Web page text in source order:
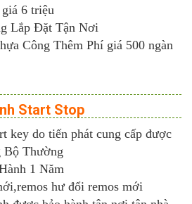
6 triệu
Lắp Đặt Tận Nơi
Công Thêm Phí giá 500 ngàn
Start Stop
key do tiến phát cung cấp được
Bộ Thường
1 Năm
hư đổi remos mới